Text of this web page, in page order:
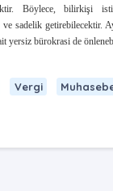
Böylece, bilirkişi
ve sadelik getirebilecektir.
yersiz bürokrasi de
Vergi